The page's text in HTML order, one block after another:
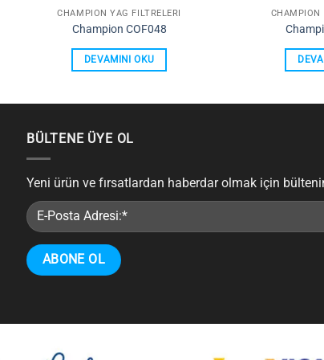
CHAMPION YAĞ FILTRELERI
Champion COF048
DEVAMINI OKU
CHAMPION
BÜLTENE ÜYE OL
Yeni ürün ve fırsatlardan haberdar olmak için